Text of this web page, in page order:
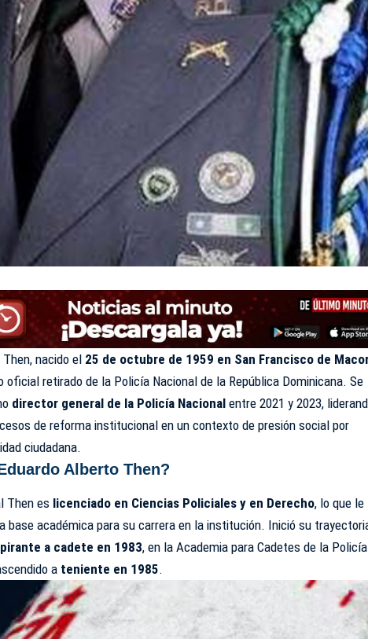
nacido el 25 de octubre de 1959 en San Francisco de
oficial retirado de la Policía Nacional de la República Dominicana. Se
director general de la Policía Nacional entre 2021 y 2023,
de reforma institucional en un contexto de presión social por
ciudadana.
Alberto Then?
Then es licenciado en Ciencias Policiales y en Derecho, lo que le
base académica para su carrera en la institución. Inició su
a cadete en 1983, en la Academia para Cadetes de la Policía
a teniente en 1985.